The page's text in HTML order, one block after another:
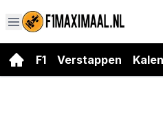
F1 Verstappen